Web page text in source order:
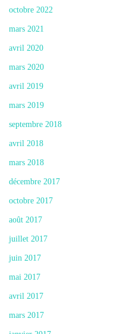
octobre 2022
mars 2021
avril 2020
mars 2020
avril 2019
mars 2019
septembre 2018
avril 2018
mars 2018
décembre 2017
octobre 2017
août 2017
juillet 2017
juin 2017
mai 2017
avril 2017
mars 2017